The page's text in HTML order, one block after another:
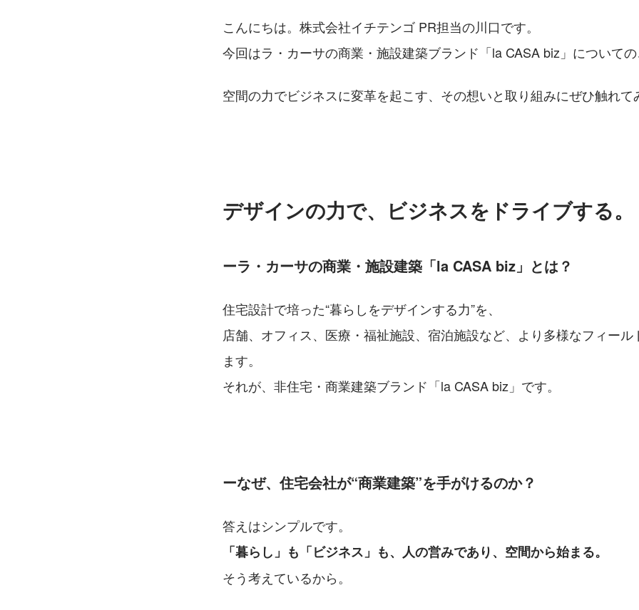
こんにちは。株式会社イチテンゴ PR担当の川口です。
今回はラ・カーサの商業・施設建築ブランド「la CASA biz」についての
空間の力でビジネスに変革を起こす、その想いと取り組みにぜひ触れて
デザインの力で、ビジネスをドライブする。
ーラ・カーサの商業・施設建築「la CASA biz」とは？
住宅設計で培った“暮らしをデザインする力”を、
店舗、オフィス、医療・福祉施設、宿泊施設など、より多様なフィール
ます。
それが、非住宅・商業建築ブランド「la CASA biz」です。
ーなぜ、住宅会社が“商業建築”を手がけるのか？
答えはシンプルです。
「暮らし」も「ビジネス」も、人の営みであり、空間から始まる。
そう考えているから。